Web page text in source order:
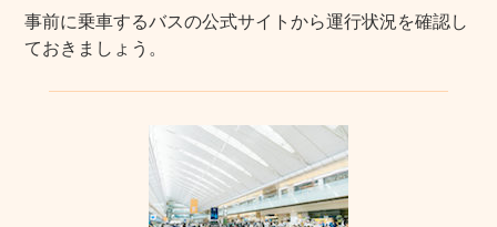
事前に乗車するバスの公式サイトから運行状況を確認し
ておきましょう。